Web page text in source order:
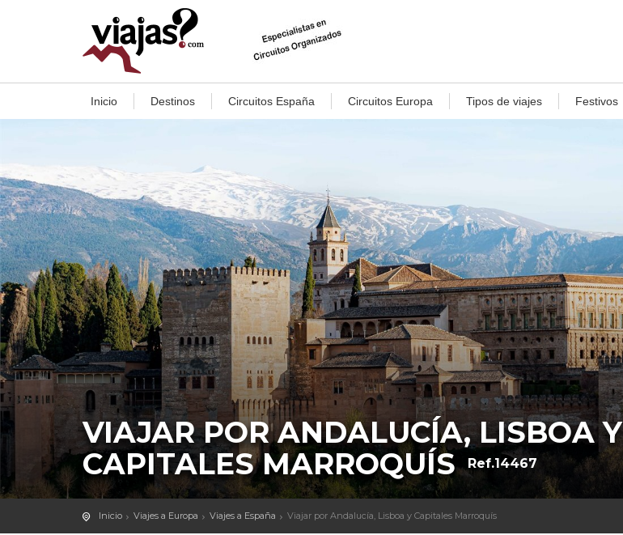
Inicio Destinos Circuitos España Circuitos Europa Tipos de viajes Festivos
VIAJAR POR ANDALUCÍA, LISBOA Y
CAPITALES MARROQUÍS
Ref.14467
Inicio Viajes a Europa Viajes a España Viajar por Andalucía, Lisboa y Capitales Marroquís